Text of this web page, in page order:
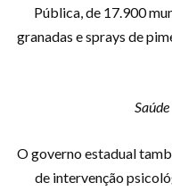
Pública, de 17.900
granadas e sprays de
O governo estadual
de intervenção